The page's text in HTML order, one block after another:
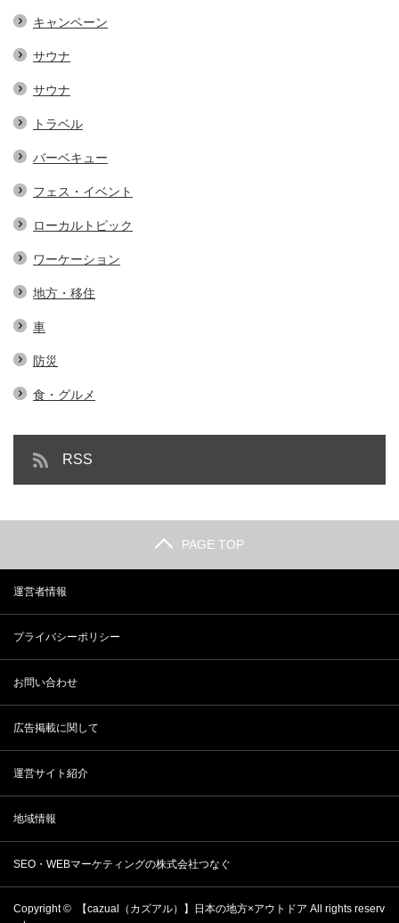
キャンペーン
サウナ
サウナ
トラベル
バーベキュー
フェス・イベント
ローカルトピック
ワーケーション
地方・移住
車
防災
食・グルメ
RSS
PAGE TOP
運営者情報
プライバシーポリシー
お問い合わせ
広告掲載に関して
運営サイト紹介
地域情報
SEO・WEBマーケティングの株式会社つなぐ
Copyright © 【cazual（カズアル）】日本の地方×アウトドア All rights reserv